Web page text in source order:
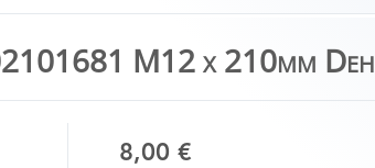
M12 x 210mm
8,00 €